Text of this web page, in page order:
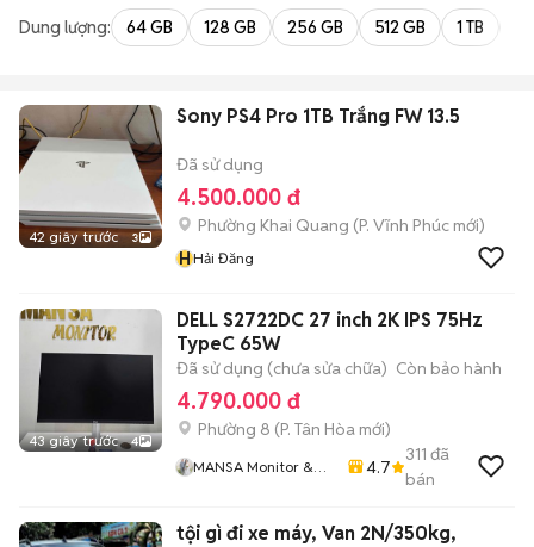
Dung lượng: 64 GB 128 GB 256 GB 512 GB 1 TB
42 giây trước 3
Sony PS4 Pro 1TB Trắng FW 13.5
Đã sử dụng
4.500.000 đ
Phường Khai Quang (P. Vĩnh Phúc mới)
HHải Đăng
43 giây trước 4
DELL S2722DC 27 inch 2K IPS 75Hz
TypeC 65W
Đã sử dụng (chưa sửa chữa) Còn bảo hành
4.790.000 đ
Phường 8 (P. Tân Hòa mới)
MANSA Monitor &
4.7
311 đã
bán
tội gì đi xe máy, Van 2N/350kg,